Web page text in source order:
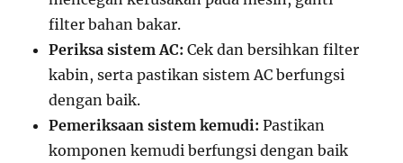
filter bahan bakar.
Periksa sistem AC: Cek dan bersihkan filter
kabin, serta pastikan sistem AC berfungsi
dengan baik.
Pemeriksaan sistem kemudi: Pastikan
komponen kemudi berfungsi dengan baik